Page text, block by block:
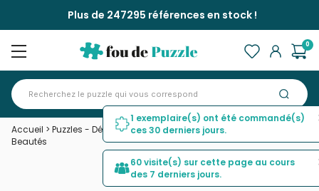
Plus de 247295 références en stock !
0
Accueil > Puzzles - Déco et Objets> Art Collection - Le Spectacle des
Beautés
1 exemplaire(s) ont été commandé(s)
ces 30 derniers jours.
60 visite(s) sur cette page au cours
des 7 derniers jours.